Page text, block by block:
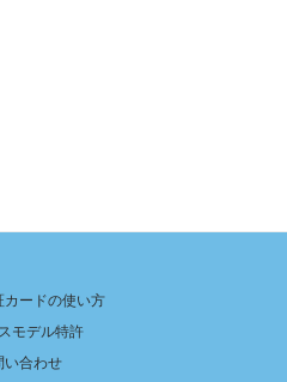
カードの使い方
モデル特許
い合わせ